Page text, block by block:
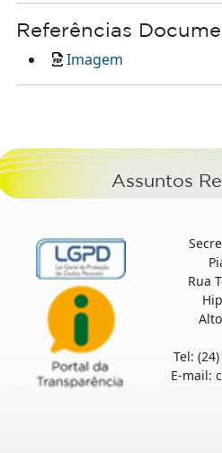
Referências
Imagem
Assuntos
Rua
Tel:
E-mail: